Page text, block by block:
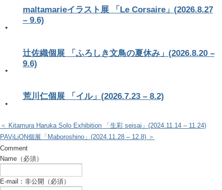
maltamarieイラスト展 「Le Corsaire」(2026.8.27
– 9.6)
辻佐織個展 「ふろしき文鳥の夏休み」(2026.8.20 –
9.6)
荒川仁個展 「イル」(2026.7.23 – 8.2)
＜ Kitamura Haruka Solo Exhibition 「生彩 seisai」(2024.11.14 – 11.24)
PAViLiON個展「Maboroshino」(2024.11.28 – 12.8) ＞
Comment
Name（必須）
E-mail：非公開（必須）